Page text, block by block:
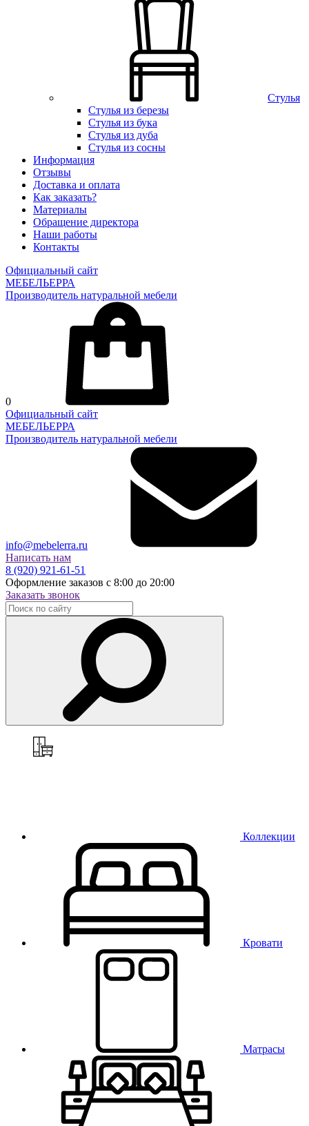
Стулья
Стулья из березы
Стулья из бука
Стулья из дуба
Стулья из сосны
Информация
Отзывы
Доставка и оплата
Как заказать?
Материалы
Обращение директора
Наши работы
Контакты
Официальный сайт
МЕБЕЛЬЕРРА
Производитель натуральной мебели
0
Официальный сайт
МЕБЕЛЬЕРРА
Производитель натуральной мебели
info@mebelerra.ru
Написать нам
8 (920) 921-61-51
Оформление заказов с 8:00 до 20:00
Заказать звонок
Коллекции
Кровати
Матрасы